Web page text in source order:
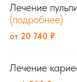
Лечение
(подробнее)
от 20 740 ₽
Лечение